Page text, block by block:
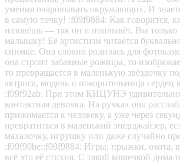
умения очаровывать окружающих. И
в самую точку! :f09f9884: Как говорится,
назовёшь — так он и поплывёт. Вы только
малышку! Её артистизм читается
снимке. Она словно родилась для
она строит забавные рожицы, то
то превращается в маленькую звёздочку
актриса, модель и покорительница сердец
:f09f92ab: При этом КИЦУНЭ удивительно
контактная девочка. На ручках она
прижимается к человеку, а уже через
превратиться в маленький энерджайзер,
махалочку, игрушку или даже случайно
:f09f90be::f09f9884: Игры, прыжки, охота,
всё это её стихия. С такой кошечкой дома